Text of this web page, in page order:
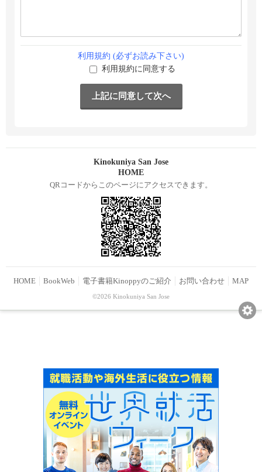
利用規約 (必ずお読み下さい)
利用規約に同意する
Kinokuniya San Jose
HOME
QRコードからこのページにアクセスできます。
HOME BookWeb 電子書籍Kinoppyのご紹介 お問い合わせ MAP
©2026 Kinokuniya San Jose